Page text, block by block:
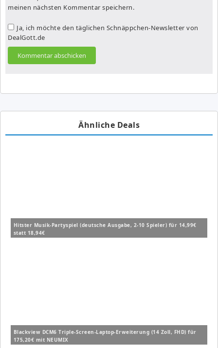
meinen nächsten Kommentar speichern.
Ja, ich möchte den täglichen Schnäppchen-Newsletter von
DealGott.de
Ähnliche Deals
Hitster Musik-Partyspiel (deutsche Ausgabe, 2-10 Spieler) für 14,99€
statt 18,94€
Blackview DCM6 Triple-Screen-Laptop-Erweiterung (14 Zoll, FHD) für
175,20€ mit NEUMIX